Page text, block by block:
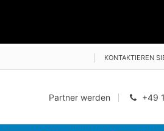
KONTAKTIEREN
Partner werden +49